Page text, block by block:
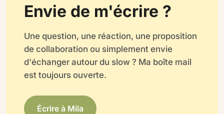
Envie de m'écrire ?
Une question, une réaction, une proposition
de collaboration ou simplement envie
d'échanger autour du slow ? Ma boîte mail
est toujours ouverte.
Écrire à Mila